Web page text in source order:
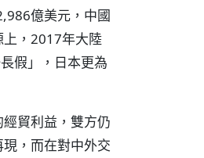
億美元，中國
上，2017年大陸
假」，日本更為
貿利益，雙方仍
，而在對中外交